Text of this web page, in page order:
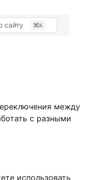
сайту K
между
с разными
использовать